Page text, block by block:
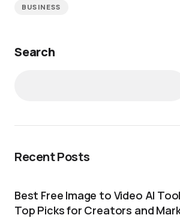
BUSINESS
Search
Recent Posts
Best Free Image to Video AI
Top Picks for Creators and